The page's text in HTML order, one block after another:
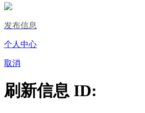
发布信息
个人中心
取消
刷新信息 ID: